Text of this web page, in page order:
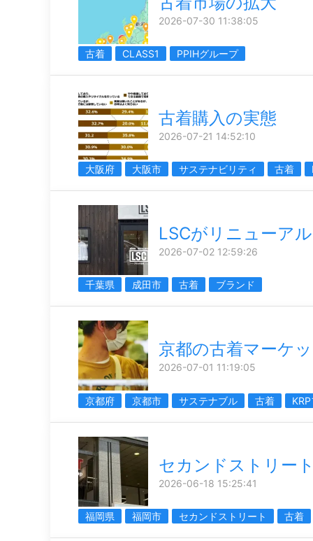
2026-07-30 11:38:05
古着 CLASS1 PPIHグループ
古着購入の実態
2026-07-21 14:52:10
大阪府 大阪市 サステナビリティ 古着
LSCがリニューアル
2026-07-02 12:59:26
千葉県 成田市 古着 ブランド
京都の古着マーケッ
2026-07-01 11:19:05
京都府 京都市 サステナブル 古着
セカンドストリー
2026-06-18 15:25:41
福岡県 福岡市 セカンドストリート 古着